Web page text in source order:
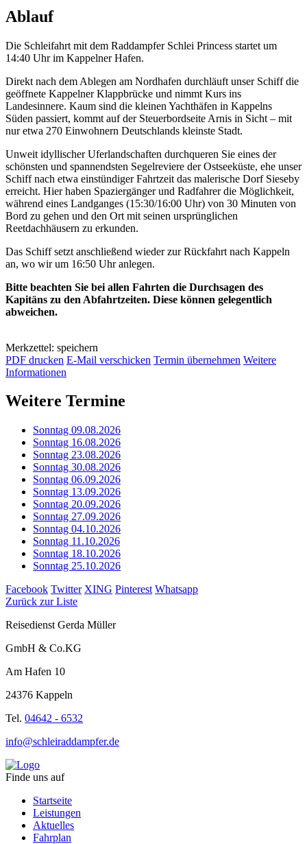
Ablauf
Die Schleifahrt mit dem Raddampfer Schlei Princess startet um
14:40 Uhr im Kappelner Hafen.
Direkt nach dem Ablegen am Nordhafen durchläuft unser Schiff die
geöffnete Kappelner Klappbrücke und nimmt Kurs ins
Landesinnere. Kaum sind die kleinen Yachthäfen in Kappelns
Süden passiert, kommt auf der Steuerbordseite Arnis in Sicht – mit
nur etwa 270 Einwohnern Deutschlands kleinste Stadt.
Unweit idyllischer Uferlandschaften durchqueren Sie eines der
schönsten und spannendsten Segelreviere der Ostseeküste, ehe unser
Schiff nach etwa einstündiger Fahrtzeit das malerische Dorf Sieseby
erreicht. Hier haben Spaziergänger und Radfahrer die Möglichkeit,
während eines Landganges (15:30/16:00 Uhr) von 30 Minuten von
Bord zu gehen und den Ort mit seinen ursprünglichen
Reetdachhäusern zu erkunden.
Das Schiff setzt anschließend wieder zur Rückfahrt nach Kappeln
an, wo wir um 16:50 Uhr anlegen.
Bitte beachten Sie bei allen Fahrten die Durchsagen des
Kapitäns zu den Abfahrtzeiten. Diese können gelegentlich
abweichen.
Merkzettel: speichern
PDF drucken E-Mail verschicken Termin übernehmen Weitere
Informationen
Weitere Termine
Sonntag 09.08.2026
Sonntag 16.08.2026
Sonntag 23.08.2026
Sonntag 30.08.2026
Sonntag 06.09.2026
Sonntag 13.09.2026
Sonntag 20.09.2026
Sonntag 27.09.2026
Sonntag 04.10.2026
Sonntag 11.10.2026
Sonntag 18.10.2026
Sonntag 25.10.2026
Facebook Twitter XING Pinterest Whatsapp
Zurück zur Liste
Reisedienst Gerda Müller
GmbH & Co.KG
Am Hafen 10
24376 Kappeln
Tel. 04642 - 6532
info@schleiraddampfer.de
Finde uns auf
Startseite
Leistungen
Aktuelles
Fahrplan